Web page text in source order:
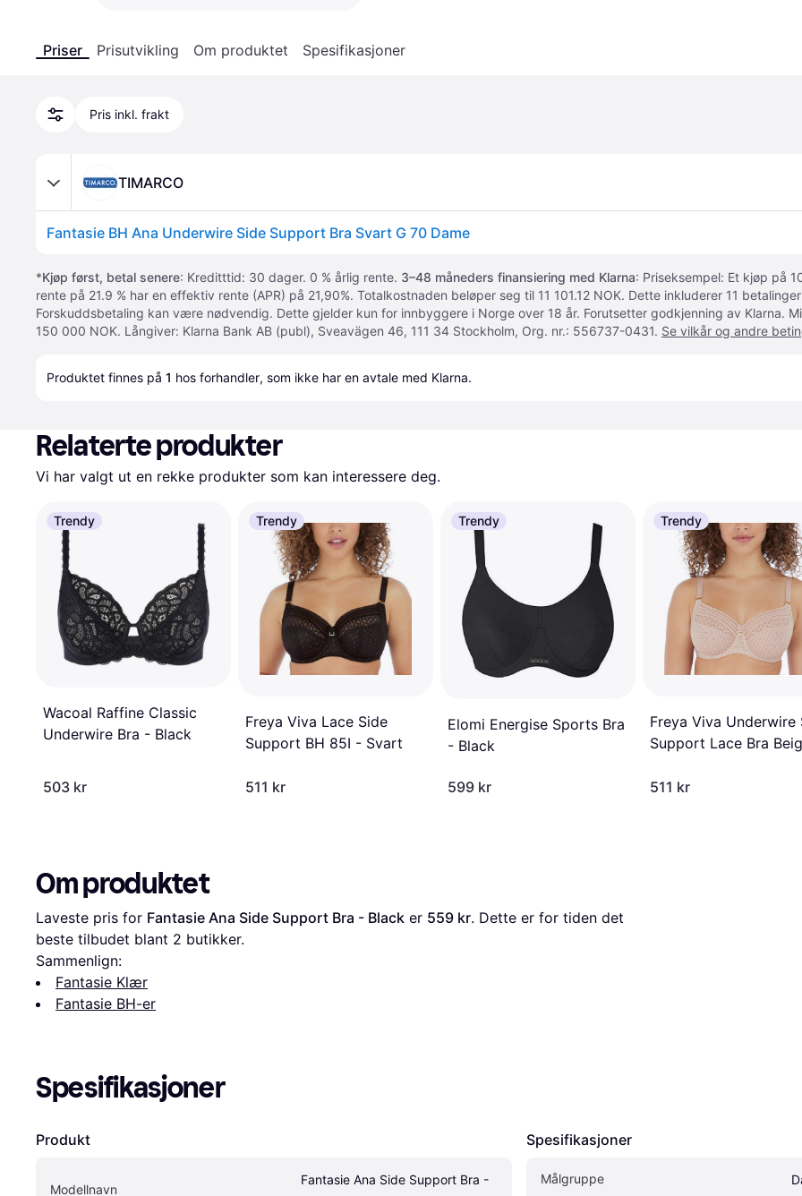
Priser Prisutvikling Om produktet Spesifikasjoner
Pris inkl. frakt
TIMARCO
Fantasie BH Ana Underwire Side Support Bra Svart G 70 Dame
*Kjøp først, betal senere: Kreditttid: 30 dager. 0 % årlig rente. 3–48 måneders finansiering med Klarna: Priseksempel: Et kjøp på
rente på 21.9 % har en effektiv rente (APR) på 21,90%. Totalkostnaden beløper seg til 11 101.12 NOK. Dette inkluderer 11
Forskuddsbetaling kan være nødvendig. Dette gjelder kun for innbyggere i Norge over 18 år. Forutsetter godkjenning av Klarna.
150 000 NOK. Långiver: Klarna Bank AB (publ), Sveavägen 46, 111 34 Stockholm, Org. nr.: 556737-0431. Se vilkår og andre
Produktet finnes på 1 hos forhandler, som ikke har en avtale med Klarna.
Relaterte produkter
Vi har valgt ut en rekke produkter som kan interessere deg.
Trendy
Wacoal Raffine Classic
Underwire Bra - Black
503 kr
Trendy
Freya Viva Lace Side
Support BH 85I - Svart
511 kr
Trendy
Elomi Energise Sports Bra
- Black
599 kr
Trendy
Freya Viva Underwire
Support Lace Bra
511 kr
Om produktet
Laveste pris for Fantasie Ana Side Support Bra - Black er 559 kr. Dette er for tiden det
beste tilbudet blant 2 butikker.
Sammenlign:
Fantasie Klær
Fantasie BH-er
Spesifikasjoner
Produkt
Modellnavn
Fantasie Ana Side Support Bra -
Spesifikasjoner
Målgruppe